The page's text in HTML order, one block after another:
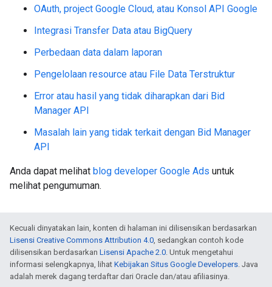
OAuth, project Google Cloud, atau Konsol API Google
Integrasi Transfer Data atau BigQuery
Perbedaan data dalam laporan
Pengelolaan resource atau File Data Terstruktur
Error atau hasil yang tidak diharapkan dari Bid
Manager API
Masalah lain yang tidak terkait dengan Bid Manager
API
Anda dapat melihat blog developer Google Ads untuk
melihat pengumuman.
Kecuali dinyatakan lain, konten di halaman ini dilisensikan berdasarkan
Lisensi Creative Commons Attribution 4.0, sedangkan contoh kode
dilisensikan berdasarkan Lisensi Apache 2.0. Untuk mengetahui
informasi selengkapnya, lihat Kebijakan Situs Google Developers. Java
adalah merek dagang terdaftar dari Oracle dan/atau afiliasinya.